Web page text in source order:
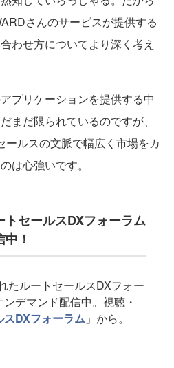
さんのサービスが提供する
わせ方についてより深く考え
プリケーションを提供する中
まだ限られているのですが、
ールスの文脈で幅広く市場をカ
は心強いです。
トセールスDXフォーラム
！
たルートセールスDXフォー
デマンド配信中。視聴・
DXフォーラム 」から。